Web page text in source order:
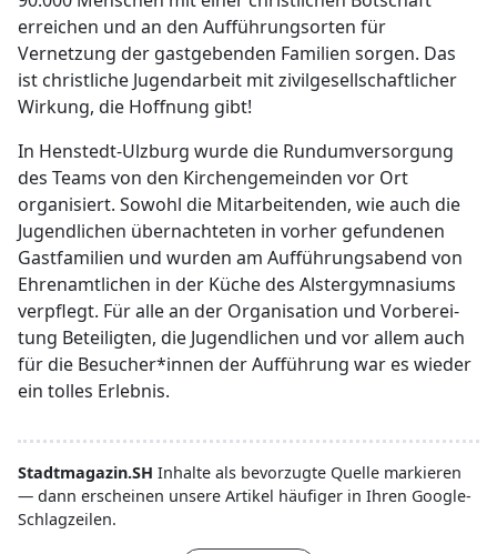
erreichen und an den Aufführungs­orten für
Vernetzung der gastgebenden Familien sorgen. Das
ist christliche Jugendarbeit mit zivilgesellschaftlicher
Wirkung, die Hoffnung gibt!
In Henstedt-Ulzburg wurde die Rundumversorgung
des Teams von den Kirchengemeinden vor Ort
organisiert. Sowohl die Mitarbeitenden, wie auch die
Jugendlichen übernachteten in vorher gefundenen
Gastfamilien und wurden am Aufführungsabend von
Ehrenamtlichen in der Küche des Alstergymnasiums
verpflegt. Für alle an der Organisation und Vorberei­
tung Beteiligten, die Jugendlichen und vor allem auch
für die Besu­cher*innen der Aufführung war es wieder
ein tolles Erlebnis.
Stadtmagazin.SH Inhalte als bevorzugte Quelle markieren
— dann erscheinen unsere Artikel häufiger in Ihren Google-
Schlagzeilen.